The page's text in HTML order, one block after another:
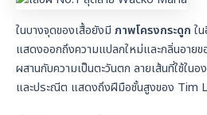
ในบางจุดของเสื้อยังมี ภาพโครงกระดูกใ
แสดงออกถึงความแปลกใหม่และกลิ่นอาย
ผสานกับความเป็นตะวันตก ลายเส้นที่ใช้ใน
และประณีต แสดงถึงฝีมือชั้นสูงของ Tim